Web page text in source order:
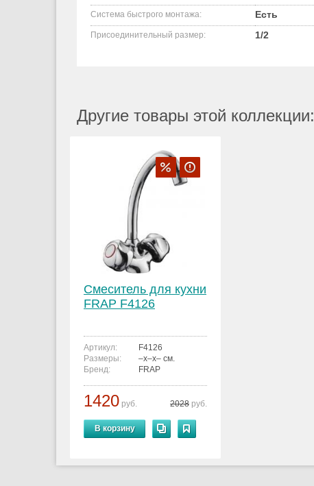
Система быстрого монтажа: Есть
Присоединительный размер: 1/2
Другие товары этой коллекции:
Смеситель для кухни
FRAP F4126
Артикул:
F4126
Размеры:
–x–x– см.
Бренд:
FRAP
1420 руб. 2028 руб.
В корзину